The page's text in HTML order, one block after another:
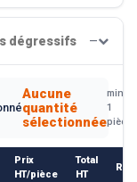
dégressifs —
Aucune
quantité
sélectionnée
min.
1
pièce
Prix
HT/pièce
Total
HT